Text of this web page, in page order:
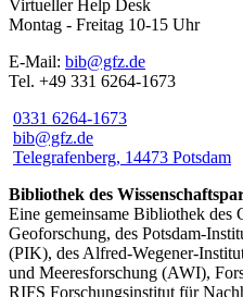
Virtueller Help Desk
Montag - Freitag 10-15 Uhr
E-Mail: bib@gfz.de
Tel. +49 331 6264-1673
0331 6264-1673
bib@gfz.de
Telegrafenberg, 14473 Potsdam
Bibliothek des
Eine gemeinsame Bibliothek
Geoforschung, des Potsdam-
(PIK), des Alfred-Wegener-
und Meeresforschung (AWI),
RIFS Forschungsinstitut für